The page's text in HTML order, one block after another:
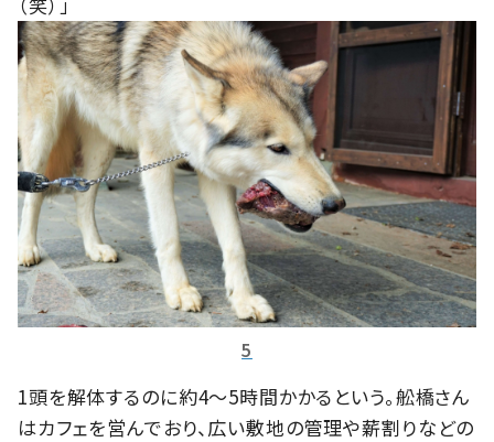
5
1頭を解体するのに約4〜5時間かかるという。舩橋さん
はカフェを営んでおり、広い敷地の管理や薪割りなどの